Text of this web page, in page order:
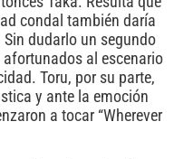
condal también daría
dudarlo un segundo
al escenario
Toru, por su parte,
y ante la emoción
a tocar “Wherever